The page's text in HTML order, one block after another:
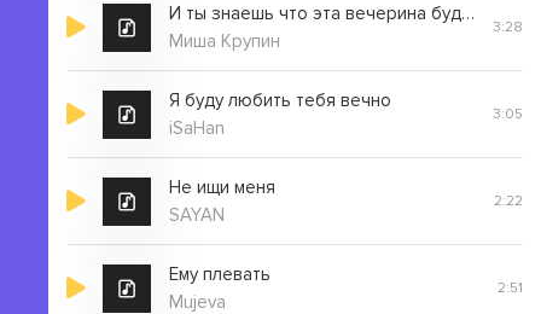
И ты знаешь что эта вечерина будет длинная длинная
Миша Крупин
3:28
Я буду любить тебя вечно
iSaHan
3:05
Не ищи меня
SAYAN
2:22
Ему плевать
Mujeva
2:51